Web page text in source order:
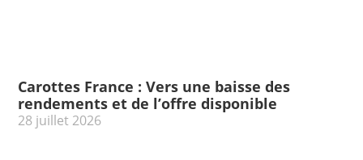
Carottes France : Vers une baisse des
rendements et de l’offre disponible
28 juillet 2026